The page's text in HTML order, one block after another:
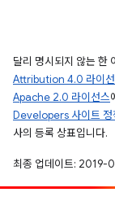
달리 명시되지 않는 한
Attribution 4.0 라이
Apache 2.0 라이선스
Developers 사이트 정
사의 등록 상표입니다.
최종 업데이트: 2019-